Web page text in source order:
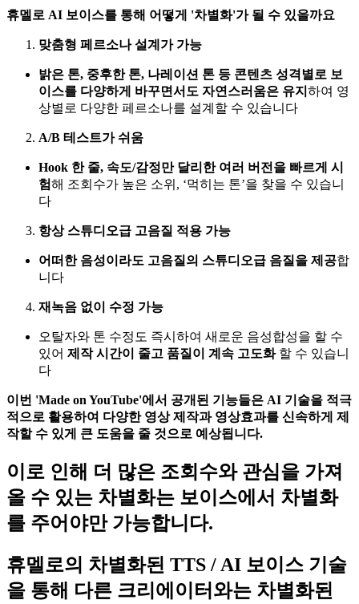
휴멜로 AI 보이스를 통해 어떻게 '차별화'가 될 수 있을까요
맞춤형 페르소나 설계가 가능
밝은 톤, 중후한 톤, 나레이션 톤 등 콘텐츠 성격별로 보
이스를 다양하게 바꾸면서도 자연스러움은 유지 하여 영
상별로 다양한 페르소나를 설계할 수 있습니다
A/B 테스트가 쉬움
Hook 한 줄, 속도/감정만 달리한 여러 버전을 빠르게 시
험해 조회수가 높은 소위, ‘먹히는 톤’을 찾을 수 있습니
다
항상 스튜디오급 고음질 적용 가능
어떠한 음성이라도 고음질의 스튜디오급 음질을 제공합
니다
재녹음 없이 수정 가능
오탈자와 톤 수정도 즉시하여 새로운 음성합성을 할 수
있어 제작 시간이 줄고 품질이 계속 고도화할 수 있습니
다
이번 'Made on YouTube'에서 공개된 기능들은 AI 기술을 적극
적으로 활용하여 다양한 영상 제작과 영상효과를 신속하게 제
작할 수 있게 큰 도움을 줄 것으로 예상됩니다.
이로 인해 더 많은 조회수와 관심을 가져
올 수 있는 차별화는 보이스에서 차별화
를 주어야만 가능합니다.
휴멜로의 차별화된 TTS / AI 보이스 기술
을 통해 다른 크리에이터와는 차별화된